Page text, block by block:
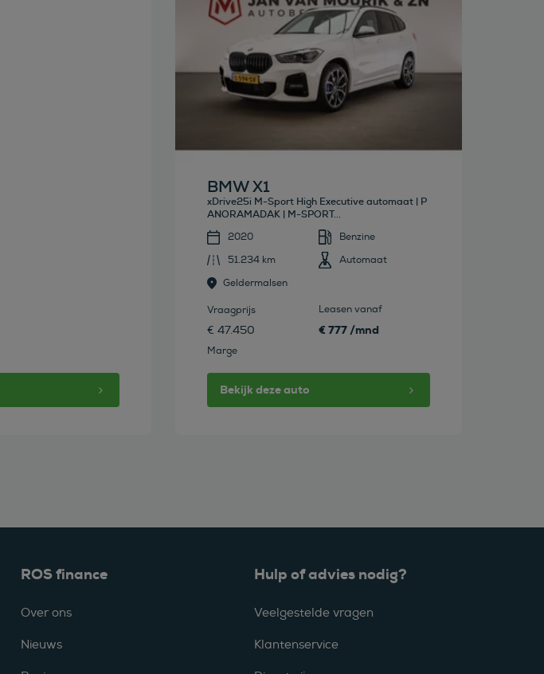
BMW X1
xDrive25i M-Sport High Executive automaat | P
ANORAMADAK | M-SPORT...
2020
Benzine
51.234 km
Automaat
Geldermalsen
Vraagprijs
€ 47.450
Marge
Leasen vanaf
€ 777 /mnd
Bekijk deze auto
ROS finance
Over ons
Nieuws
Hulp of advies nodig?
Veelgestelde vragen
Klantenservice